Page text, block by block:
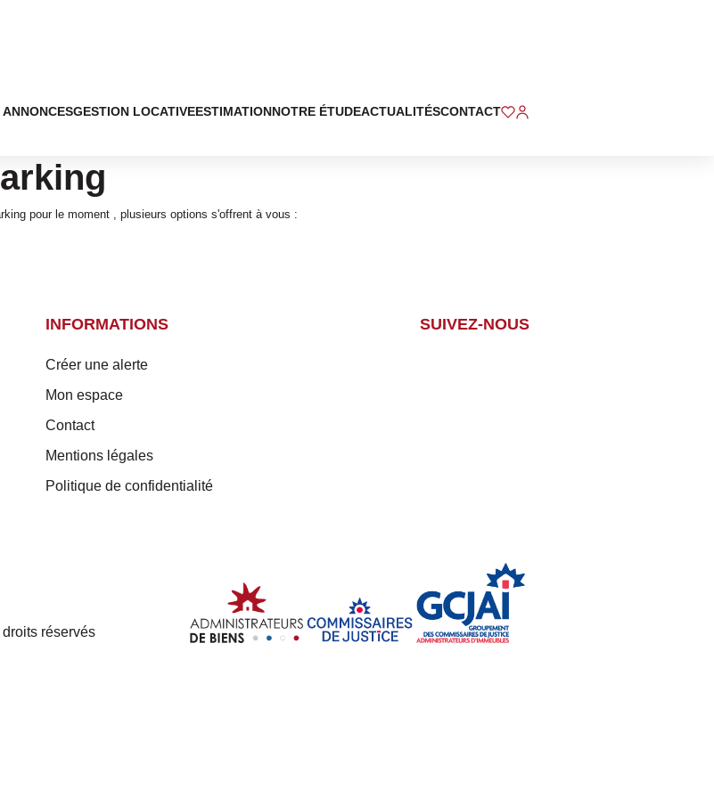
ANNONCESGESTION LOCATIVEESTIMATIONNOTRE ÉTUDEACTUALITÉSCONTACT
pour le moment , plusieurs options s'offrent à vous :
INFORMATIONS
Créer une alerte
Mon espace
Contact
Mentions légales
Politique de confidentialité
SUIVEZ-NOUS
réservés